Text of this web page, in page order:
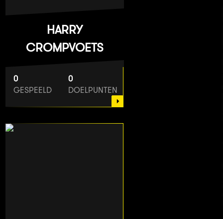
HARRY
CROMPVOETS
0
GESPEELD
0
DOELPUNTEN